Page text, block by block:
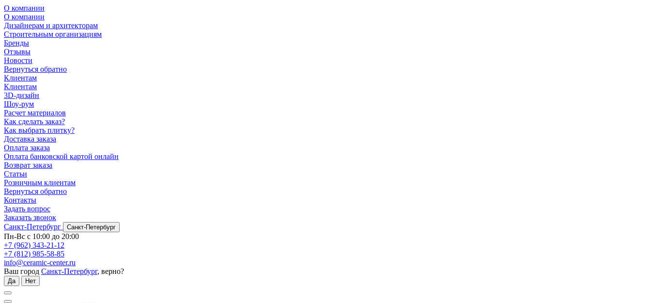
О компании
О компании
Дизайнерам и архитекторам
Строительным организациям
Бренды
Отзывы
Новости
Вернуться обратно
Клиентам
Клиентам
3D-дизайн
Шоу-рум
Расчет материалов
Как сделать заказ?
Как выбрать плитку?
Доставка заказа
Оплата заказа
Оплата банковской картой онлайн
Возврат заказа
Статьи
Розничным клиентам
Вернуться обратно
Контакты
Задать вопрос
Заказать звонок
Санкт-Петербург
Санкт-Петербург
Пн-Вс с 10:00 до 20:00
+7 (962) 343-21-12
+7 (812) 985-58-85
info@ceramic-center.ru
Ваш город Санкт-Петербург, верно?
Да Нет